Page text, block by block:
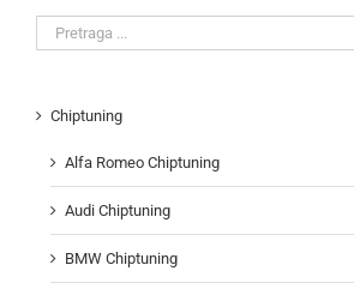
Search
for:
Chiptuning
Alfa Romeo Chiptuning
Audi Chiptuning
BMW Chiptuning